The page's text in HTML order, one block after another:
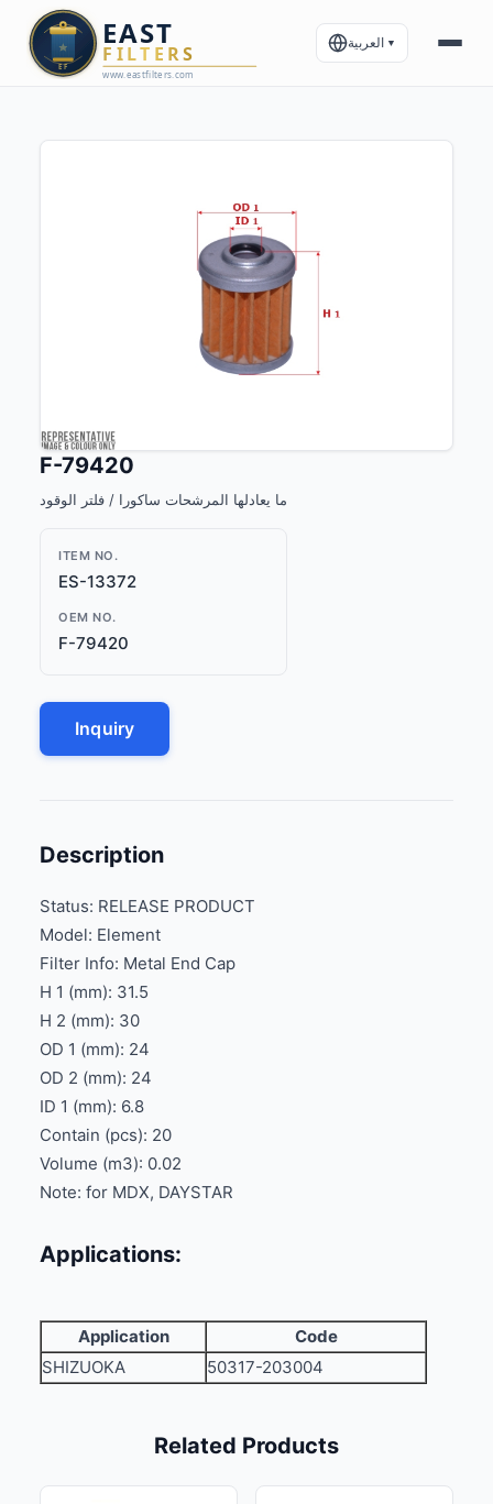
العربية ▼
F-79420
ما يعادلها المرشحات ساكورا / فلتر الوقود
ITEM NO.
ES-13372
OEM NO.
F-79420
Inquiry
Description
Status: RELEASE PRODUCT
Model: Element
Filter Info: Metal End Cap
H 1 (mm): 31.5
H 2 (mm): 30
OD 1 (mm): 24
OD 2 (mm): 24
ID 1 (mm): 6.8
Contain (pcs): 20
Volume (m3): 0.02
Note: for MDX, DAYSTAR
Applications:
Application
Code
SHIZUOKA
50317-203004
Related Products